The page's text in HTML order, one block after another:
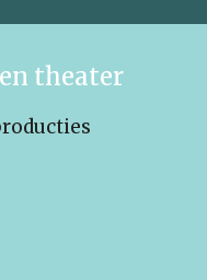
theater